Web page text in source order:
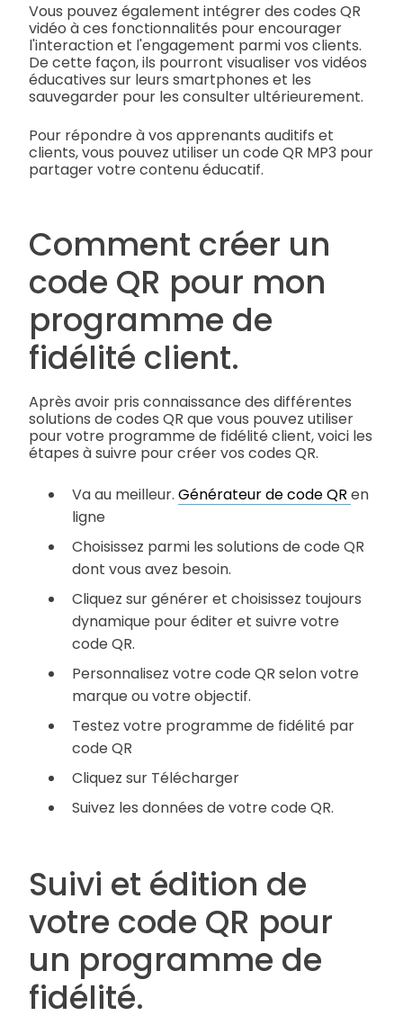
Vous pouvez également intégrer des codes QR
vidéo à ces fonctionnalités pour encourager
l'interaction et l'engagement parmi vos clients.
De cette façon, ils pourront visualiser vos vidéos
éducatives sur leurs smartphones et les
sauvegarder pour les consulter ultérieurement.
Pour répondre à vos apprenants auditifs et
clients, vous pouvez utiliser un code QR MP3 pour
partager votre contenu éducatif.
Comment créer un
code QR pour mon
programme de
fidélité client.
Après avoir pris connaissance des différentes
solutions de codes QR que vous pouvez utiliser
pour votre programme de fidélité client, voici les
étapes à suivre pour créer vos codes QR.
Va au meilleur. Générateur de code QR en
ligne
Choisissez parmi les solutions de code QR
dont vous avez besoin.
Cliquez sur générer et choisissez toujours
dynamique pour éditer et suivre votre
code QR.
Personnalisez votre code QR selon votre
marque ou votre objectif.
Testez votre programme de fidélité par
code QR
Cliquez sur Télécharger
Suivez les données de votre code QR.
Suivi et édition de
votre code QR pour
un programme de
fidélité.